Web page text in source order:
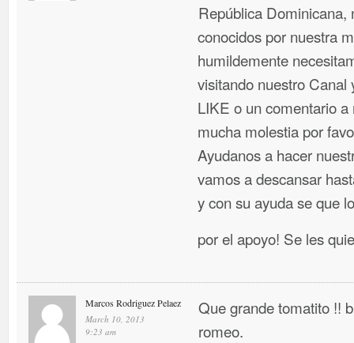
República Dominicana,
conocidos por nuestra
humildemente
visitando nuestro Canal
LIKE o un comentario
mucha molestia por
Ayudanos a hacer
vamos a descansar
y con su ayuda se que
por el apoyo! Se les
Marcos Rodriguez Pelaez
March 10, 2013
9:23 am
Que grande tomatito !!
romeo.